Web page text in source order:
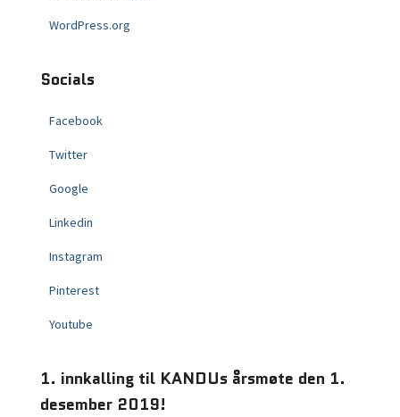
WordPress.org
Socials
Facebook
Twitter
Google
Linkedin
Instagram
Pinterest
Youtube
1. innkalling til KANDUs årsmøte den 1.
desember 2019!